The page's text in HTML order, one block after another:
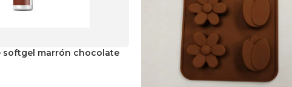
softgel marrón chocolate